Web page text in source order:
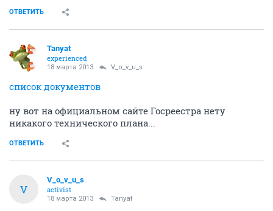
ОТВЕТИТЬ
Tanyat
experienced
18 марта 2013 V_o_v_u_s
список документов
ну вот на официальном сайте Госреестра нету
никакого технического плана...
ОТВЕТИТЬ
V
V_o_v_u_s
activist
18 марта 2013 Tanyat